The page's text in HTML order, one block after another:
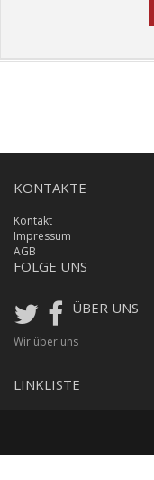
KONTAKTE
Kontakt
Impressum
AGB
FOLGE UNS
ÜBER UNS
Wir über uns
LINKLISTE